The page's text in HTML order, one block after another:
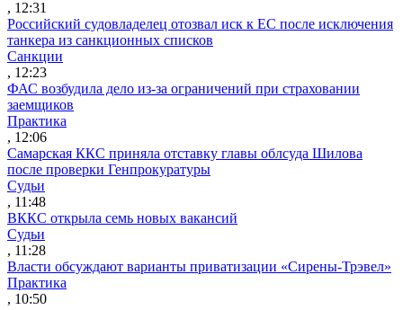
, 12:31
Российский судовладелец отозвал иск к ЕС после исключения
танкера из санкционных списков
Санкции
, 12:23
ФАС возбудила дело из-за ограничений при страховании
заемщиков
Практика
, 12:06
Самарская ККС приняла отставку главы облсуда Шилова
после проверки Генпрокуратуры
Судьи
, 11:48
ВККС открыла семь новых вакансий
Судьи
, 11:28
Власти обсуждают варианты приватизации «Сирены-Трэвел»
Практика
, 10:50